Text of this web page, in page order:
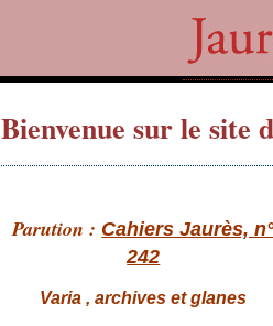
Bienvenue sur le site
Parution : Cahiers Jaurès,
242
Varia , archives et glanes